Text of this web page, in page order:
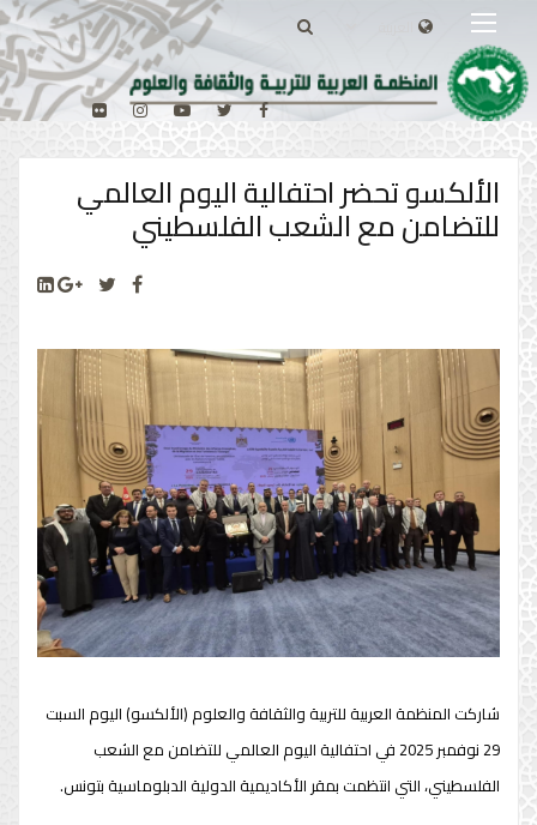
الألكسو تحضر احتفالية اليوم العالمي
للتضامن مع الشعب الفلسطيني
شاركت المنظمة العربية للتربية والثقافة والعلوم (الألكسو) اليوم السبت
29 نوفمبر 2025 في احتفالية اليوم العالمي للتضامن مع الشعب
الفلسطيني، التي انتظمت بمقر الأكاديمية الدولية الدبلوماسية بتونس.